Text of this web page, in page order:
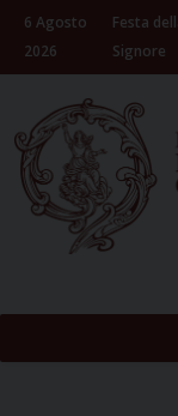
Skip
content
6 Agosto
2026
Festa
Signore